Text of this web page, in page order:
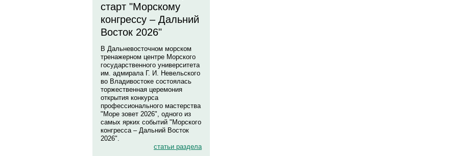
старт "Морскому
конгрессу – Дальний
Восток 2026"
В Дальневосточном морском
тренажерном центре Морского
государственного университета
им. адмирала Г. И. Невельского
во Владивостоке состоялась
торжественная церемония
открытия конкурса
профессионального мастерства
"Море зовет 2026", одного из
самых ярких событий "Морского
конгресса – Дальний Восток
2026".
статьи раздела